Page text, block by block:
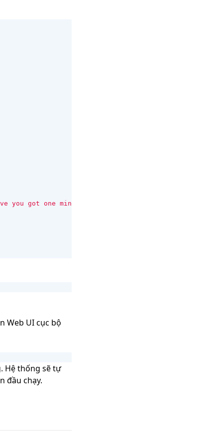
you got one minute to chat about the billing issue?"
Web UI cục bộ
Hệ thống sẽ tự
đầu chạy.